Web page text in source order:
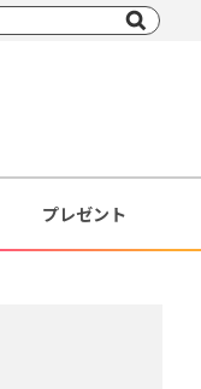
プレゼント